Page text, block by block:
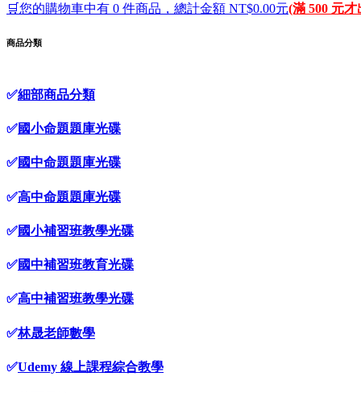
🛒您的購物車中有 0 件商品，總計金額 NT$0.00元(滿 500 元才
商品分類
✅細部商品分類
✅國小命題題庫光碟
✅國中命題題庫光碟
✅高中命題題庫光碟
✅國小補習班教學光碟
✅國中補習班教育光碟
✅高中補習班教學光碟
✅林晟老師數學
✅Udemy 線上課程綜合教學